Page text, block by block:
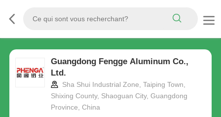
Guangdong Fengge Aluminum Co.,
Ltd.
Sha Shui Industrial Zone, Taiping Town,
Shixing County, Shaoguan City, Guangdong
Province, China